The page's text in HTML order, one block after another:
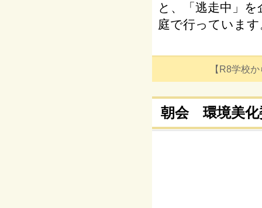
と、「逃走中」
庭で行っています
【R8学校
朝会 環境美化